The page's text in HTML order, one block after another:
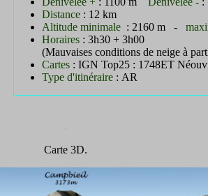
Distance : 12 km
Altitude minimale : 2160 m -
Horaires : 3h30 + 3h00
(Mauvaises conditions de neige à
Cartes : IGN Top25 : 1748ET
Type d'itinéraire : AR
Carte 3D.